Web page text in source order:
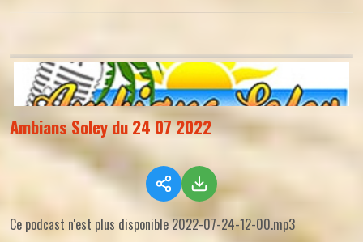
Ambians Soley du 24 07 2022
Ce podcast n'est plus disponible 2022-07-24-12-00.mp3